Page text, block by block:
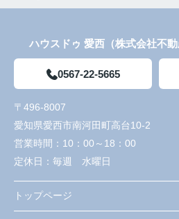
ハウスドゥ 愛西（株式会社不動
0567-22-5665
〒496-8007
愛知県愛西市南河田町高台10-2
営業時間： 10：00～18：00
定休日： 毎週 水曜日
トップページ